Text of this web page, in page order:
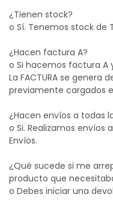
¿Tienen stock?
o Sí. Tenemos stock de
¿Hacen factura A?
o Si hacemos factura A
La FACTURA se
previamente cargados en
¿Hacen envíos a todas
o Si. Realizamos envíos
Envíos.
¿Qué sucede si me
producto que
o Debes iniciar una